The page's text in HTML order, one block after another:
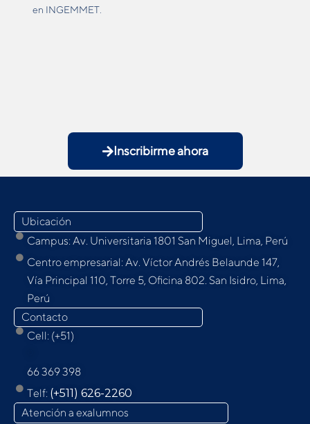
en INGEMMET.
Inscribirme ahora
Ubicación
Campus: Av. Universitaria 1801 San Miguel, Lima, Perú
Centro empresarial: Av. Víctor Andrés Belaunde 147,
Vía Principal 110, Torre 5, Oﬁcina 802. San Isidro, Lima,
Perú
Contacto
Cell: (+51)
66 369 398
Telf: (+511) 626-2260
Atención a exalumnos